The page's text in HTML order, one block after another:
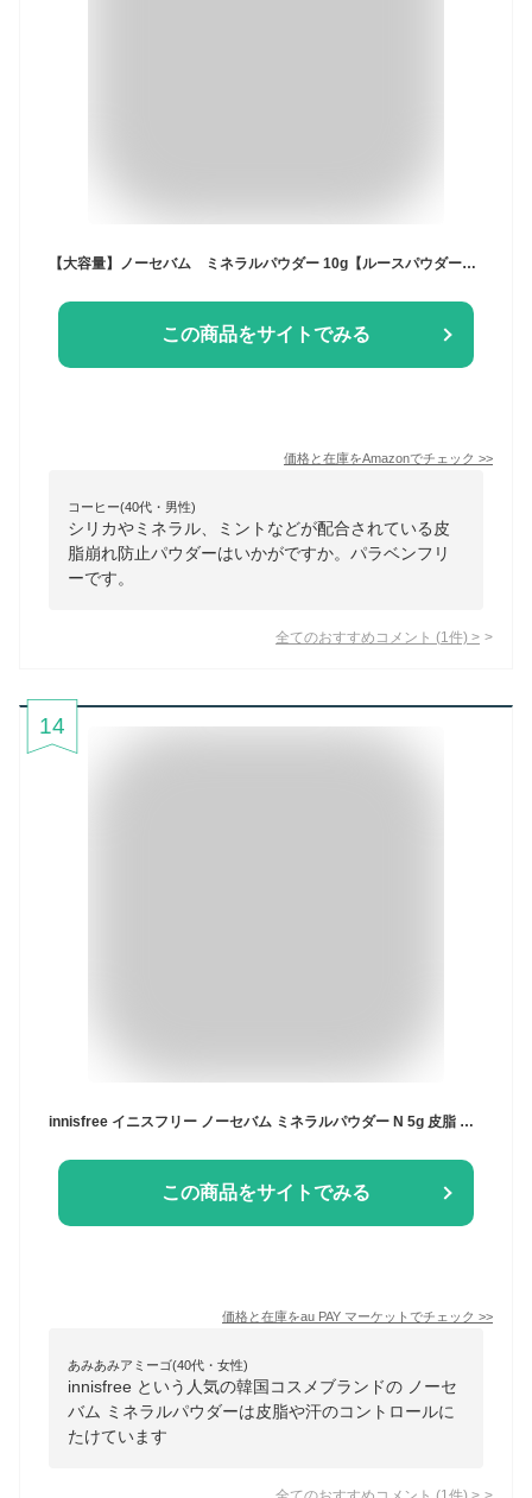
【大容量】ノーセバム ミネラルパウダー 10g【ルースパウダー】正規品 化粧くずれ 崩れない 毛穴レス 脂性肌 テカリ防止 サラサラ 皮脂 韓国コスメ 化粧直し 持ち運び 敏感肌 ナチュラル仕上げ 脂性肌 人気 コスパ メンズ 透明感 メイクキープ ベタつき防止 ノーファンデ プレゼント プチプラ 24時間 保湿 くすみ ニキビ肌OK 低刺激 旅行用 Tゾーン時短 マット ツヤ 乾燥 ふんわり 透明 崩れにくい 韓国コスメ
この商品をサイトでみる
価格と在庫をAmazonでチェック >>
コーヒー(40代・男性)
シリカやミネラル、ミントなどが配合されている皮
脂崩れ防止パウダーはいかがですか。パラベンフリ
ーです。
全てのおすすめコメント (1 件) >
14
innisfree イニスフリー ノーセバム ミネラルパウダー N 5g 皮脂 テカリ 防止 パウダー 化粧直し すべすべ肌 サラサラパウダー 韓国コス
この商品をサイトでみる
価格と在庫をau PAY マーケット でチェック >>
あみあみアミーゴ(40代・女性)
innisfree という人気の韓国コスメブランドの ノーセ
バム ミネラルパウダーは皮脂や汗のコントロールに
たけています